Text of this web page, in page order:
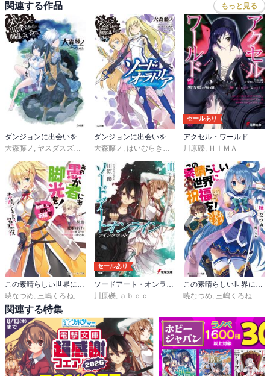
関連する作品 もっと見る
ダンジョンに出会いを求めるのは間違っているだろうか
大森藤ノ , ヤスダスズヒト
ダンジョンに出会いを求めるのは間違っているだろうか外伝 ソード・オラトリア
大森藤ノ , はいむらきよたか , ヤスダスズヒト
セールあり
アクセル・ワールド
川原礫, ＨＩＭＡ
暁なつめ 三嶋くろね 憂姫はぐれ
セールあり
川原礫
ａｂｅｃ
暁なつめ 三嶋くろね
関連する特集